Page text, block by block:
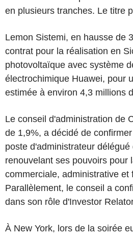
en plusieurs tranches. Le titre
Lemon Sistemi, en hausse de
contrat pour la réalisation en
photovoltaïque avec système
électrochimique Huawei, pour
estimée à environ 4,3 millions
Le conseil d'administration de
de 1,9%, a décidé de
poste d'administrateur délégué
renouvelant ses pouvoirs pour
commerciale, administrative et
Parallèlement, le conseil a
dans son rôle d'Investor
À New York, lors de la soirée